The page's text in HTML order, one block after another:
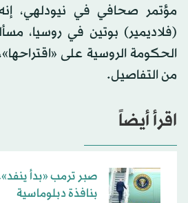
مؤتمر صحافي في نيودلهي،
(فلاديمير) بوتين في روسيا،
الحكومة الروسية على
من التفاصيل.
اقرأ أيضاً
صبر ترمب «بدأ
بنافذة دبلوماسية